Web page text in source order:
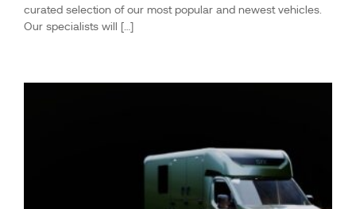
curated selection of our most popular and newest vehicles.
Our specialists will […]